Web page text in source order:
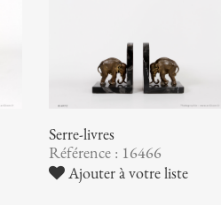
Serre-livres
Référence : 16466
Ajouter à votre liste